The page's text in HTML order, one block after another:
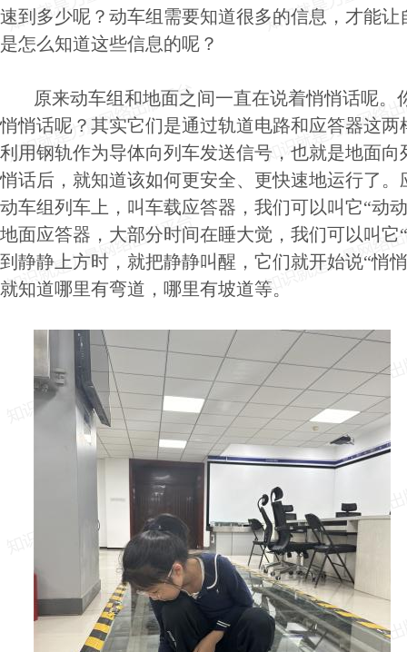
速到多少呢？动车组需要知道很多的信息，才能
是怎么知道这些信息的呢？
原来动车组和地面之间一直在说着悄悄话呢
悄悄话呢？其实它们是通过轨道电路和应答器这
利用钢轨作为导体向列车发送信号，也就是地面向
悄话后，就知道该如何更安全、更快速地运行了
动车组列车上，叫车载应答器，我们可以叫它“动
地面应答器，大部分时间在睡大觉，我们可以叫它
到静静上方时，就把静静叫醒，它们就开始说“悄
就知道哪里有弯道，哪里有坡道等。